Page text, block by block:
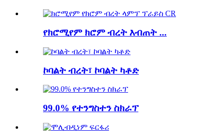
የክሮሚየም ክሮም ብረት እብጠት ...
ኮባልት ብረት፣ ኮባልት ካቶድ
99.0% የተንግስተን ስክራፕ